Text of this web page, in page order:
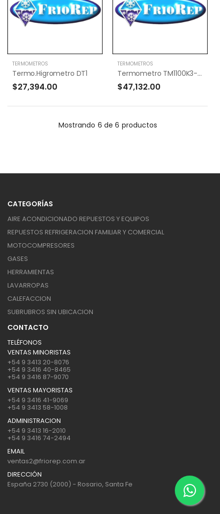
TERMOMETROS
Termo.Higrometro DT1
$27,394.00
TERMOMETROS
Termometro TM1100K3-D100-CAP1.5MT.C/PEST
$47,132.00
Mostrando 6 de 6 productos
CATEGORÍAS
AIRE ACONDICIONADO REPUESTOS Y EQUIPOS
REPUESTOS REFRIGERACION FAMILIAR Y COMERCIAL
MOTOCOMPRESORES
GASES
HERRAMIENTAS
LAVARROPAS
CALEFACCION
SUBRUBROS SIN UBICACION
CONTACTO
TELÉFONOS
VENTAS MINORISTAS
+54 9 3413 20-8076
+54 9 3416 40-8465
+54 9 3416 87-9070
VENTAS MAYORISTAS
+54 9 3416 41-9069
+54 9 3413 58-1008
ADMINISTRACION
+54 9 3413 16-2010
+54 9 3416 74-2494
EMAIL
ventas2@friorep.com.ar
DIRECCIÓN
España 2730 (2000) - Rosario, Santa Fe